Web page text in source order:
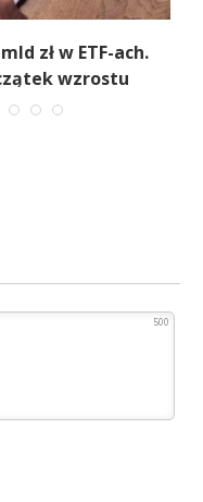
zł w ETF-ach.
wzrostu
500